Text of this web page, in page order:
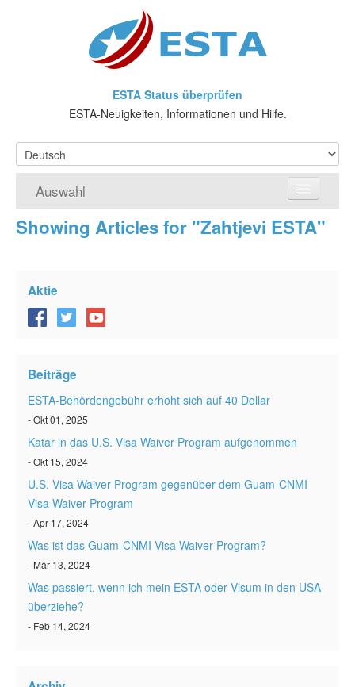
ESTA Status überprüfen
ESTA-Neuigkeiten, Informationen und Hilfe.
Auswahl
Home
Was ist ESTA?
VWP
ESTA Artikel
Kontakt
Showing Articles for "Zahtjevi ESTA"
Aktie
Beiträge
ESTA-Behördengebühr erhöht sich auf 40 Dollar
- Okt 01, 2025
Katar in das U.S. Visa Waiver Program aufgenommen
- Okt 15, 2024
U.S. Visa Waiver Program gegenüber dem Guam-CNMI
Visa Waiver Program
- Apr 17, 2024
Was ist das Guam-CNMI Visa Waiver Program?
- Mär 13, 2024
Was passiert, wenn ich mein ESTA oder Visum in den USA
überziehe?
- Feb 14, 2024